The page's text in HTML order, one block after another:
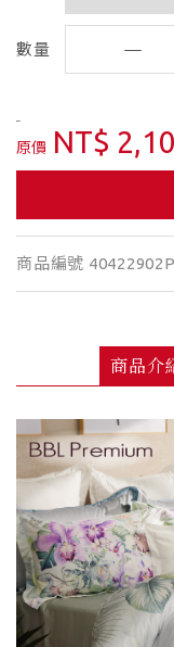
數量
原價 NT$
商品編號
商品介